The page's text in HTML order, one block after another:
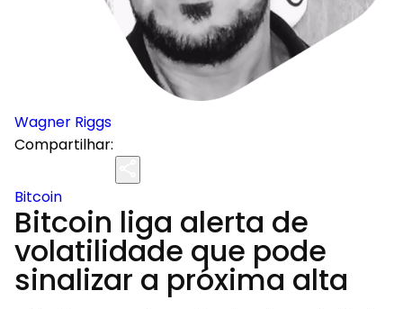
Wagner Riggs
Compartilhar:
Bitcoin
Bitcoin liga alerta de
volatilidade que pode
sinalizar a próxima alta